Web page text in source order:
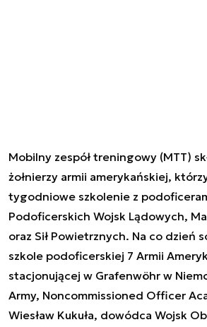
Mobilny zespół treningowy (MTT)
żołnierzy armii amerykańskiej,
tygodniowe szkolenie z
Podoficerskich Wojsk Lądowych,
oraz Sił Powietrznych. Na co dzień
szkole podoficerskiej 7 Armii
stacjonującej w Grafenwöhr w
Army, Noncommissioned Officer
Wiesław Kukuła, dowódca Wojsk